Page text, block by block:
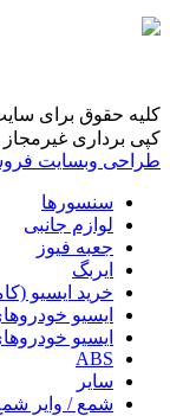
کلیه حقوق برای
کپی برداری
طراحی وبسایت
سنسورها
لوازم جانبی
جعبه فیوز
ایربگ
خرید ایسیو
ایسیو
ایسیو
ABS
سایر
شمع / وایر